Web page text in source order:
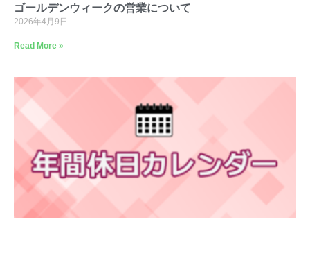
ゴールデンウィークの営業について
2026年4月9日
Read More »